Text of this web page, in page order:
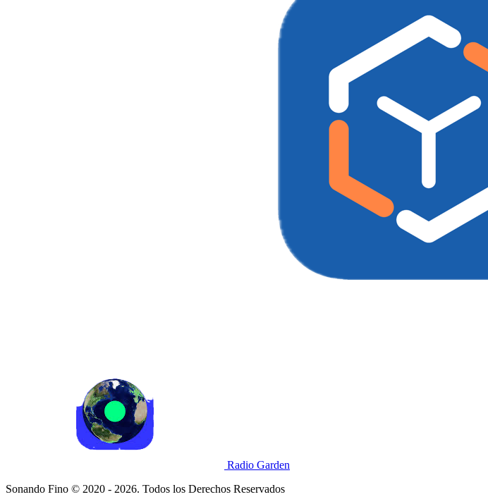
Radio Garden
Sonando Fino © 2020 - 2026. Todos los Derechos Reservados